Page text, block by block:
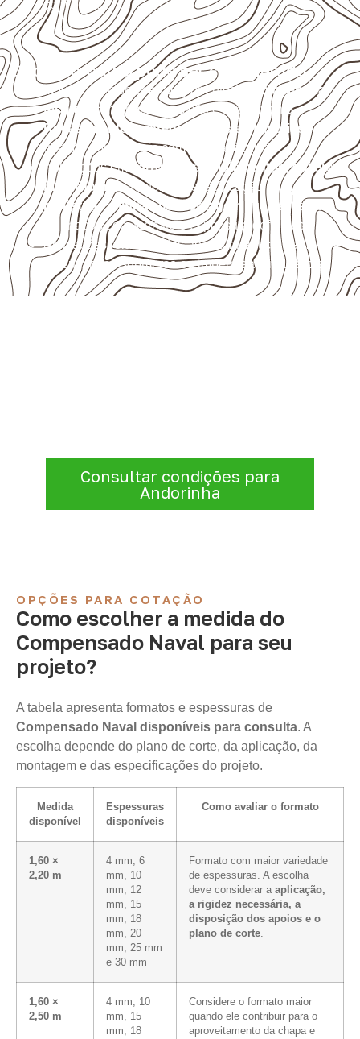
com água.
Onde o produto pode ser considerado
Móveis, divisórias e componentes de
marcenaria
técnica
, conforme exposição e acabamento.
Revestimentos, paredes, pisos e divisórias
quando compatíveis com a ficha técnica.
Aplicações em
carrocerias, implementos, trailers e
motorhomes, conforme especificação.
Indústrias e linhas de montagem
que necessitam
de chapas com formato e espessura definidos.
Aplicações relacionadas ao setor náutico, sem
presumir uso submerso ou impermeabilidade total.
Consultar condições para
Andorinha
OPÇÕES PARA COTAÇÃO
Como escolher a medida do
Compensado Naval para seu
projeto?
A tabela apresenta formatos e espessuras de
Compensado Naval disponíveis para consulta. A
escolha depende do plano de corte, da aplicação, da
montagem e das especificações do projeto.
Medida
disponível
Espessuras
disponíveis
Como avaliar o formato
1,60 ×
2,20 m
4 mm, 6
mm, 10
mm, 12
mm, 15
mm, 18
mm, 20
mm, 25 mm
e 30 mm
Formato com maior variedade
de espessuras. A escolha
deve considerar a aplicação,
a rigidez necessária, a
disposição dos apoios e o
plano de corte.
1,60 ×
2,50 m
4 mm, 10
mm, 15
mm, 18
Considere o formato maior
quando ele contribuir para o
aproveitamento da chapa e